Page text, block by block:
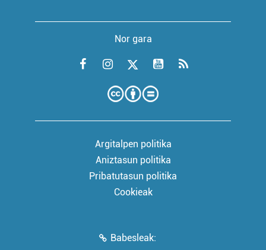
Nor gara
Argitalpen politika
Aniztasun politika
Pribatutasun politika
Cookieak
Babesleak: